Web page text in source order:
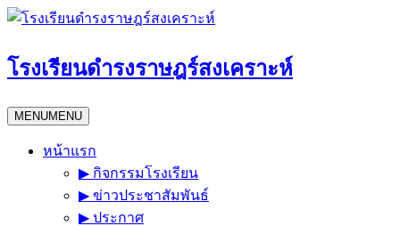
Skip
โรงเรียนดำรงราษฎร์สงเคราะห์
MENUMENU
หน้าแรก
▶︎ กิจกรรมโรงเรียน
▶︎ ข่าวประชาสัมพันธ์
▶︎ ประกาศ